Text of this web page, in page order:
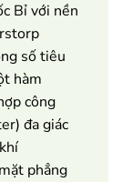
Bỉ với nền
số tiêu
hàm
công
đa giác
phẳng